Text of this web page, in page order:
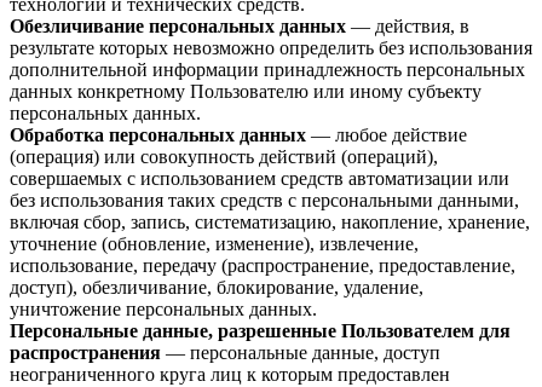
технологий и технических средств.
Обезличивание персональных данных — действия, в
результате которых невозможно определить без использования
дополнительной информации принадлежность персональных
данных конкретному Пользователю или иному субъекту
персональных данных.
Обработка персональных данных — любое действие
(операция) или совокупность действий (операций),
совершаемых с использованием средств автоматизации или
без использования таких средств с персональными данными,
включая сбор, запись, систематизацию, накопление, хранение,
уточнение (обновление, изменение), извлечение,
использование, передачу (распространение, предоставление,
доступ), обезличивание, блокирование, удаление,
уничтожение персональных данных.
Персональные данные, разрешенные Пользователем для
распространения — персональные данные, доступ
неограниченного круга лиц к которым предоставлен